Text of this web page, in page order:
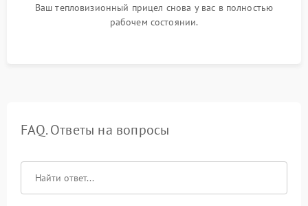
Ваш тепловизионный прицел снова у вас в полностью
рабочем состоянии.
FAQ. Ответы на вопросы